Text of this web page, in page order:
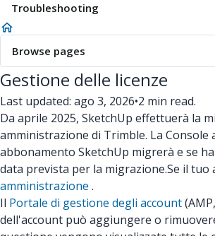
Troubleshooting
Browse pages
Gestione delle licenze
Last updated: ago 3, 2026•2 min read.
Da aprile 2025, SketchUp effettuerà la
amministrazione di Trimble. La
abbonamento SketchUp migrerà e se
data prevista per la migrazione.Se il tuo
amministrazione .
Il Portale di gestione degli account
dell'account può aggiungere o